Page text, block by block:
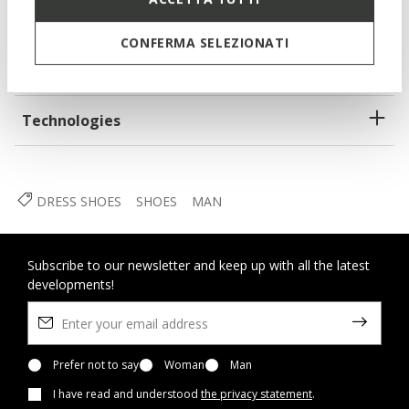
CONFERMA SELEZIONATI
Materials
Technologies
DRESS SHOES SHOES MAN
Subscribe to our newsletter and keep up with all the latest
developments!
Prefer not to say Woman
Man
I have read and understood the privacy statement.